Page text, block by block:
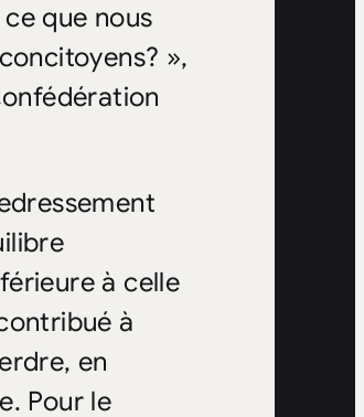
que nous
»,
à celle
à
en
Pour le